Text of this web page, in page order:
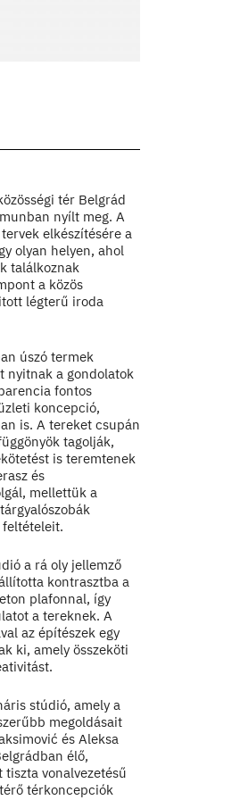
tér Belgrád
nyílt meg. A
elkészítésére a
olyan helyen, ahol
találkoznak
a közös
légterű iroda
úszó termek
nyitnak a gondolatok
fontos
koncepció,
is. A tereket csupán
tagolják,
is teremtenek
és
mellettük a
a rá oly jellemző
kontrasztba a
plafonnal, így
a tereknek. A
az építészek egy
ki, amely összeköti
stúdió, amely a
megoldásait
és Aleksa
élő,
vonalvezetésű
térkoncepciók